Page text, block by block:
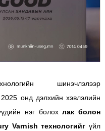
шинэчлэлээр
онд дэлхийн хэвлэлийн
нэг болох лак болон
Varnish технологийг үйл